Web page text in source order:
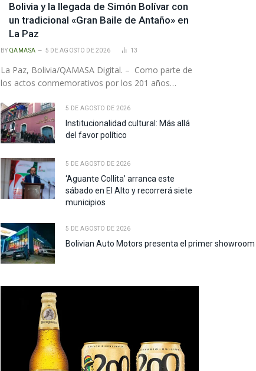
Bolivia y la llegada de Simón Bolívar con
un tradicional «Gran Baile de Antaño» en
La Paz
BY QAMASA 5 DE AGOSTO DE 2026 13
La Paz, Bolivia/QAMASA Digital. – Como parte de
los actos conmemorativos por los 201 años…
5 DE AGOSTO DE 2026
Institucionalidad cultural: Más allá
del favor político
5 DE AGOSTO DE 2026
‘Aguante Collita’ arranca este
sábado en El Alto y recorrerá siete
municipios
5 DE AGOSTO DE 2026
Bolivian Auto Motors presenta el primer